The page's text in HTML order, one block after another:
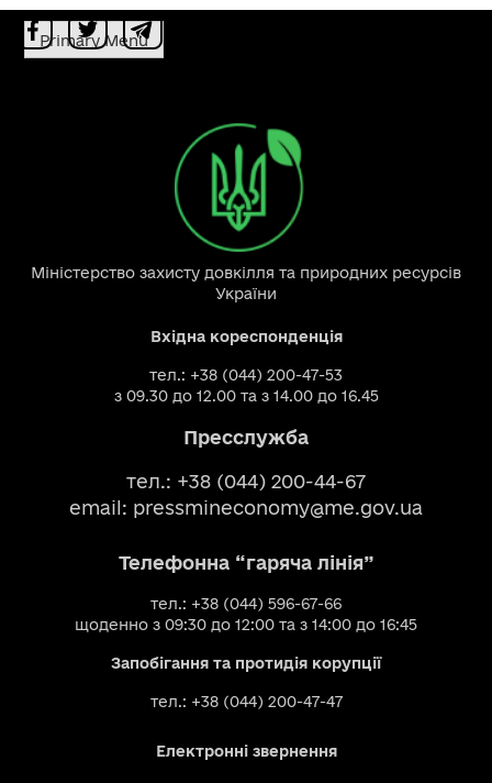
Primary Menu
Міністерство захисту довкілля та природних ресурсів
України
Вхідна кореспонденція
тел.: +38 (044) 200-47-53
з 09.30 до 12.00 та з 14.00 до 16.45
Пресслужба
тел.: +38 (044) 200-44-67
email: pressmineconomy@me.gov.ua
Телефонна “гаряча лінія”
тел.: +38 (044) 596-67-66
щоденно з 09:30 до 12:00 та з 14:00 до 16:45
Запобігання та протидія корупції
тел.: +38 (044) 200-47-47
Електронні звернення